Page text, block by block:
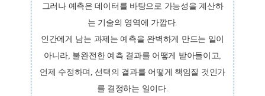
그러나 예측은 데이터를 바탕으로 가능성을 계산하
는 기술의 영역에 가깝다.
인간에게 남는 과제는 예측을 완벽하게 만드는 일이
아니라, 불완전한 예측 결과를 어떻게 받아들이고,
언제 수정하며, 선택의 결과를 어떻게 책임질 것인가
를 결정하는 일이다.